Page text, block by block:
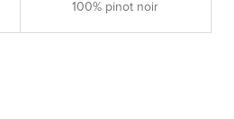
100% pinot noir